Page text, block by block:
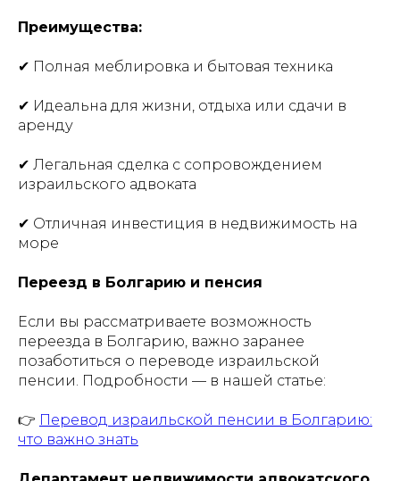
Преимущества:
✔ Полная меблировка и бытовая техника
✔ Идеальна для жизни, отдыха или сдачи в
аренду
✔ Легальная сделка с сопровождением
израильского адвоката
✔ Отличная инвестиция в недвижимость на
море
Переезд в Болгарию и пенсия
Если вы рассматриваете возможность
переезда в Болгарию, важно заранее
позаботиться о переводе израильской
пенсии. Подробности — в нашей статье:
👉 Перевод израильской пенсии в Болгарию:
что важно знать